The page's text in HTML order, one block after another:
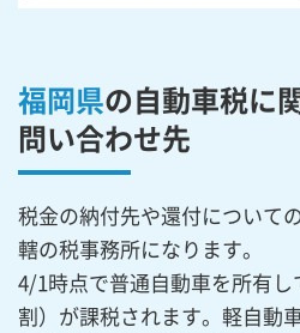
福岡県の自動車税に
問い合わせ先
税金の納付先や還付について
轄の税事務所になります。
4/1時点で普通自動車を所有
割）が課税されます。軽自動